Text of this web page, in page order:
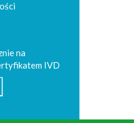
na
IVD